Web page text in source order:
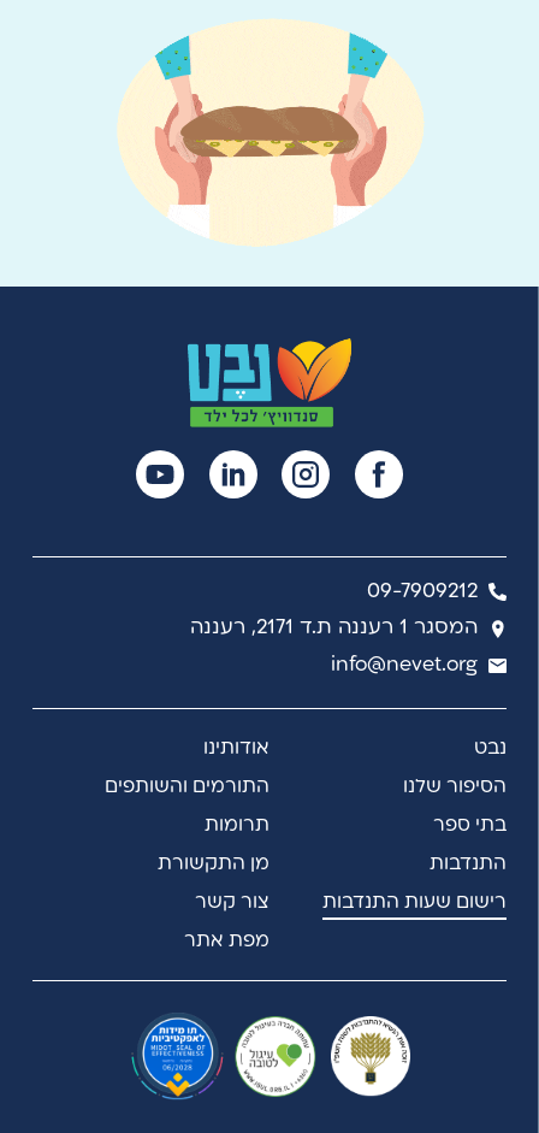
09-7909212
המסגר 1 רעננה ת.ד 2171, רעננה
info@nevet.org
נבט אודותינו
הסיפור שלנו התורמים והשותפים
בתי ספר תרומות
התנדבות מן התקשורת
רישום שעות התנדבות צור קשר
מפת אתר